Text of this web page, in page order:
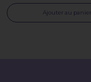
Ajouter au panier